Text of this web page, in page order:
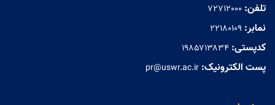
تلفن: 72712000
نمابر: ۲۲۱۸۰۱۰۹
کدپستی: ۱۹۸۵۷۱۳۸۳۴
پست الکترونیک: pr@uswr.ac.ir